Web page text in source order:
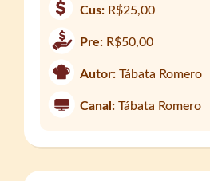
Cus: R$25,00
Pre: R$50,00
Autor: Tábata Romero
Canal: Tábata Romero